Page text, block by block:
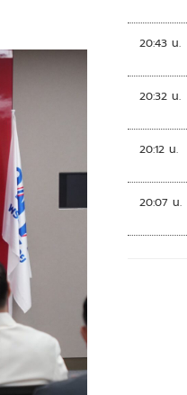
20:43 น.
20:32 น.
20:12 น.
20:07 น.